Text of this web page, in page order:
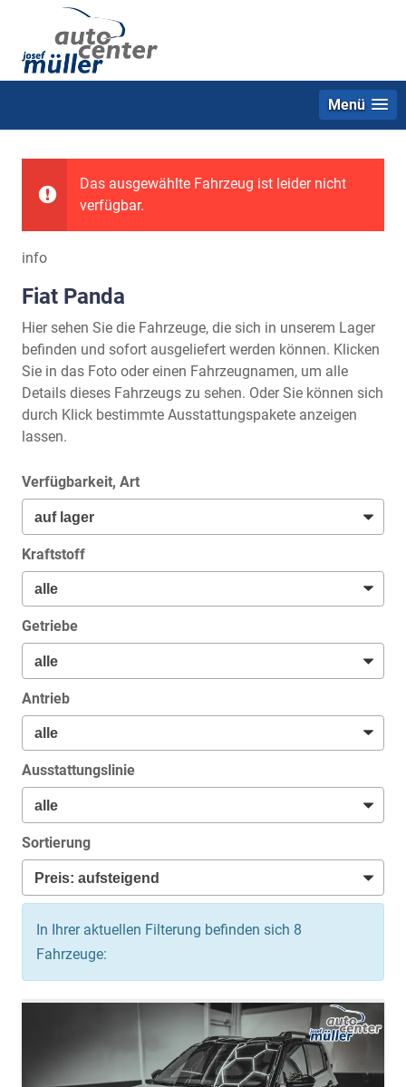
Menü
Das ausgewählte Fahrzeug ist leider nicht
verfügbar.
info
Fiat Panda
Hier sehen Sie die Fahrzeuge, die sich in unserem Lager
befinden und sofort ausgeliefert werden können. Klicken
Sie in das Foto oder einen Fahrzeugnamen, um alle
Details dieses Fahrzeugs zu sehen. Oder Sie können sich
durch Klick bestimmte Ausstattungspakete anzeigen
lassen.
Verfügbarkeit, Art
Kraftstoff
Getriebe
Antrieb
Ausstattungslinie
Sortierung
In Ihrer aktuellen Filterung befinden sich 8
Fahrzeuge: